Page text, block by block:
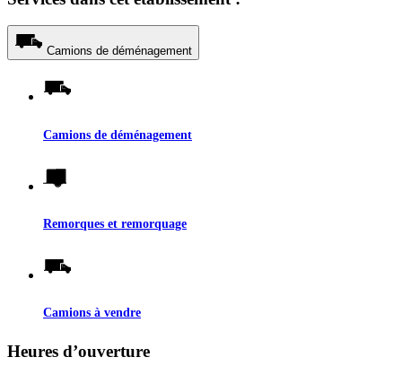
Camions de déménagement
Camions de déménagement
Remorques et remorquage
Camions à vendre
Heures d’ouverture